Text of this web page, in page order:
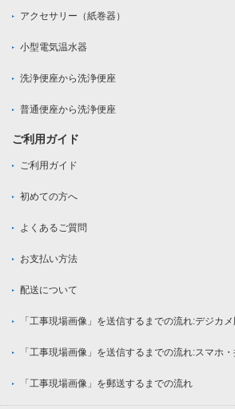
アクセサリー（紙巻器）
小型電気温水器
洗浄便座から洗浄便座
普通便座から洗浄便座
ご利用ガイド
ご利用ガイド
初めての方へ
よくあるご質問
お支払い方法
配送について
「工事現場画像」を送信するまでの流れ:デジカメ
「工事現場画像」を送信するまでの流れ:スマホ
「工事現場画像」を郵送するまでの流れ